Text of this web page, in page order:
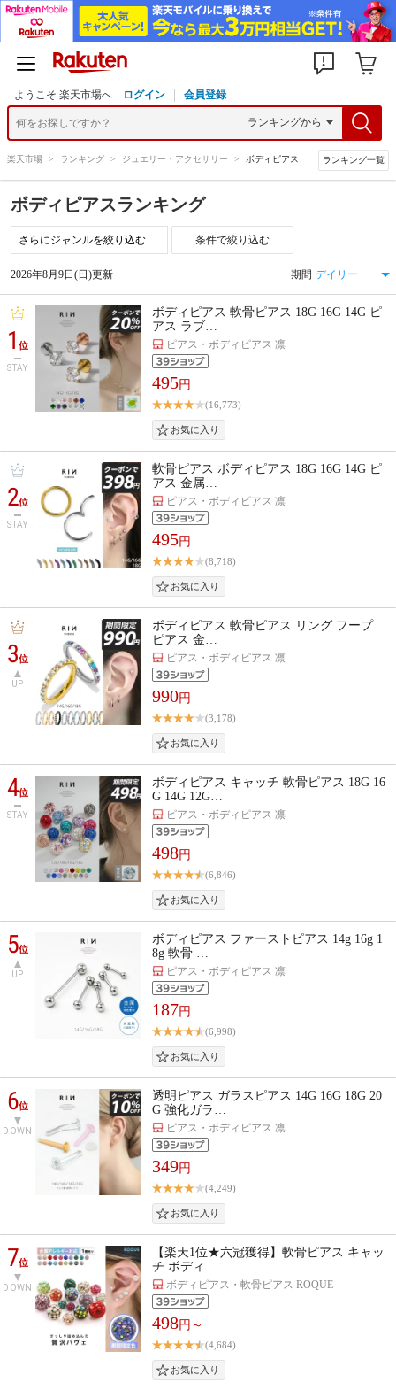
ようこそ 楽天市場へ ログイン 会員登録
楽天市場 > ランキング > ジュエリー・アクセサリー > ボディピアス ランキング一覧
ボディピアスランキング
条件で絞り込む
2026年8月9日(日)更新 期間
1位
STAY
ボディピアス 軟骨ピアス 18G 16G 14G ピ
アス ラブ…
ピアス・ボディピアス 凛
495円
(16,773)
2位
STAY
軟骨ピアス ボディピアス 18G 16G 14G ピ
アス 金属…
ピアス・ボディピアス 凛
495円
(8,718)
3位
UP
ボディピアス 軟骨ピアス リング フープ
ピアス 金…
ピアス・ボディピアス 凛
990円
(3,178)
4位
STAY
ボディピアス キャッチ 軟骨ピアス 18G 16
G 14G 12G…
ピアス・ボディピアス 凛
498円
(6,846)
5位
UP
ボディピアス ファーストピアス 14g 16g 1
8g 軟骨 …
ピアス・ボディピアス 凛
187円
(6,998)
6位
DOWN
透明ピアス ガラスピアス 14G 16G 18G 20
G 強化ガラ…
ピアス・ボディピアス 凛
349円
(4,249)
7位
DOWN
【楽天1位★六冠獲得】軟骨ピアス キャッ
チ ボディ…
ボディピアス・軟骨ピアス ROQUE
498円～
(4,684)